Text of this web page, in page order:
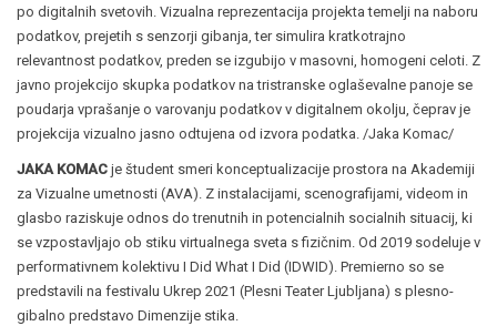
po digitalnih svetovih. Vizualna reprezentacija projekta temelji na naboru
podatkov, prejetih s senzorji gibanja, ter simulira kratkotrajno
relevantnost podatkov, preden se izgubijo v masovni, homogeni celoti. Z
javno projekcijo skupka podatkov na tristranske oglaševalne panoje se
poudarja vprašanje o varovanju podatkov v digitalnem okolju, čeprav je
projekcija vizualno jasno odtujena od izvora podatka. /Jaka Komac/
JAKA KOMAC je študent smeri konceptualizacije prostora na Akademiji
za Vizualne umetnosti (AVA). Z instalacijami, scenografijami, videom in
glasbo raziskuje odnos do trenutnih in potencialnih socialnih situacij, ki
se vzpostavljajo ob stiku virtualnega sveta s fizičnim. Od 2019 sodeluje v
performativnem kolektivu I Did What I Did (IDWID). Premierno so se
predstavili na festivalu Ukrep 2021 (Plesni Teater Ljubljana) s plesno-
gibalno predstavo Dimenzije stika.